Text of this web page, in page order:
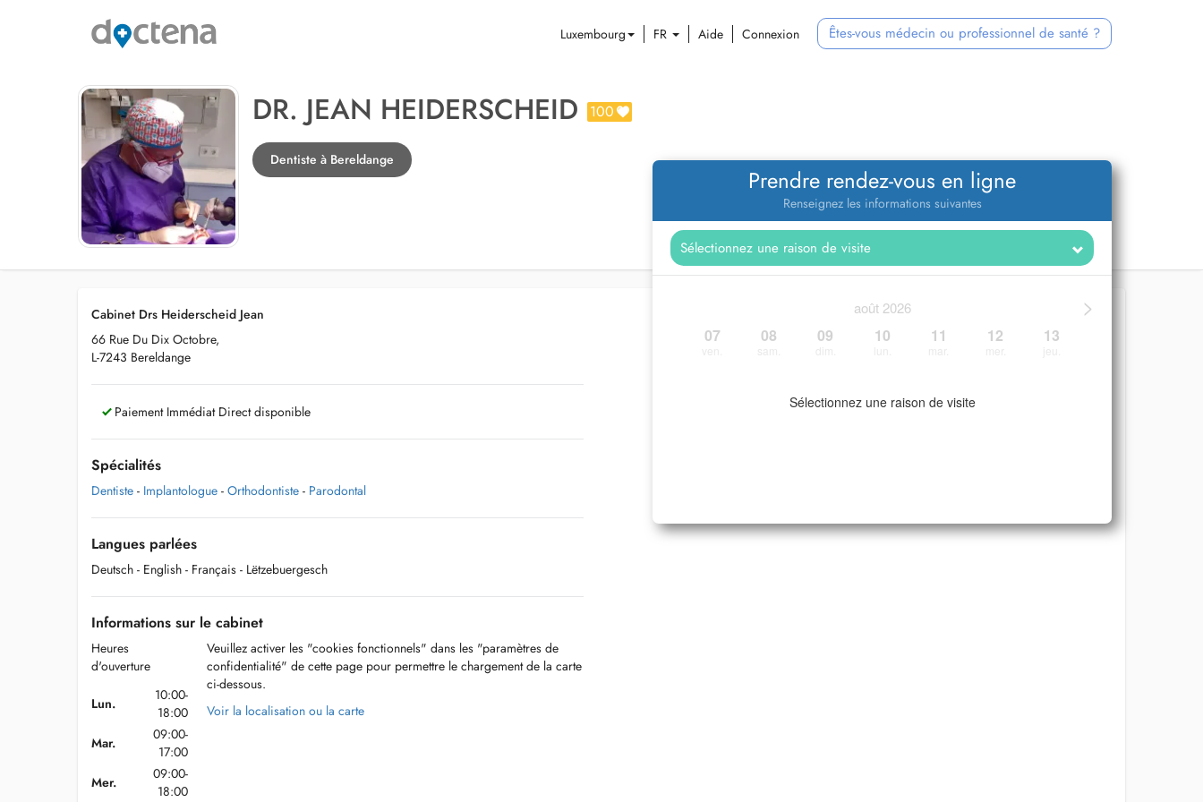
Luxembourg FR Aide Connexion Êtes-vous médecin ou professionnel de santé ?
DR. JEAN HEIDERSCHEID 100
Dentiste à Bereldange
Prendre rendez-vous en ligne
Renseignez les informations suivantes
>
août 2026
07 08 09 10 11 12 13
Sélectionnez une raison de visite
Cabinet Drs Heiderscheid Jean
66 Rue Du Dix Octobre,
L-7243 Bereldange
Paiement Immédiat Direct disponible
Spécialités
Dentiste - Implantologue - Orthodontiste - Parodontal
Langues parlées
Deutsch - English - Français - Lëtzebuergesch
Informations sur le cabinet
Heures
d'ouverture
Lun.
10:00-
18:00
Mar.
09:00-
17:00
Mer.
09:00-
18:00
Veuillez activer les "cookies fonctionnels" dans les "paramètres de
confidentialité" de cette page pour permettre le chargement de la carte
ci-dessous.
Voir la localisation ou la carte